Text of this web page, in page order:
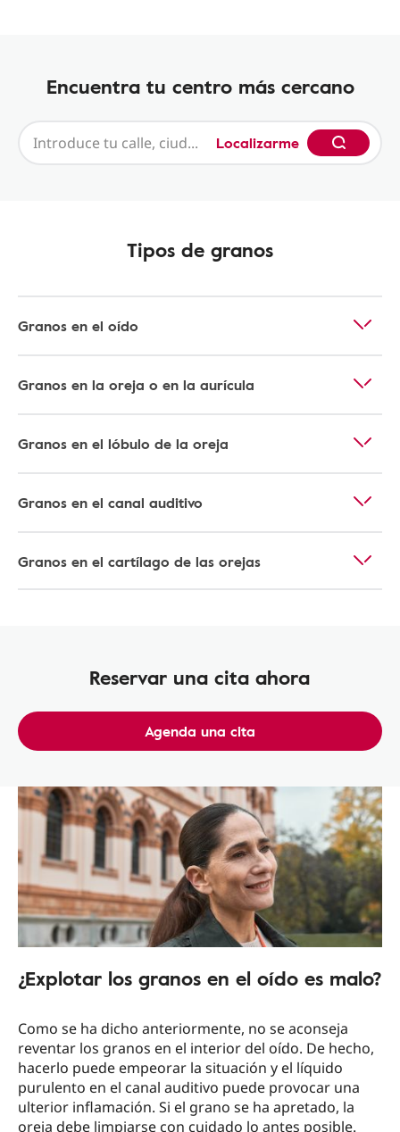
Encuentra tu centro más cercano
Localizarme
Tipos de granos
Granos en el oído
Granos en la oreja o en la aurícula
Granos en el lóbulo de la oreja
Granos en el canal auditivo
Granos en el cartílago de las orejas
Reservar una cita ahora
Agenda una cita
¿Explotar los granos en el oído es malo?
Como se ha dicho anteriormente, no se aconseja
reventar los granos en el interior del oído. De hecho,
hacerlo puede empeorar la situación y el líquido
purulento en el canal auditivo puede provocar una
ulterior inflamación. Si el grano se ha apretado, la
oreja debe limpiarse con cuidado lo antes posible.